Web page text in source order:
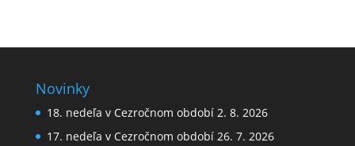
Novinky
18. nedeľa v Cezročnom období 2. 8. 2026
17. nedeľa v Cezročnom období 26. 7. 2026